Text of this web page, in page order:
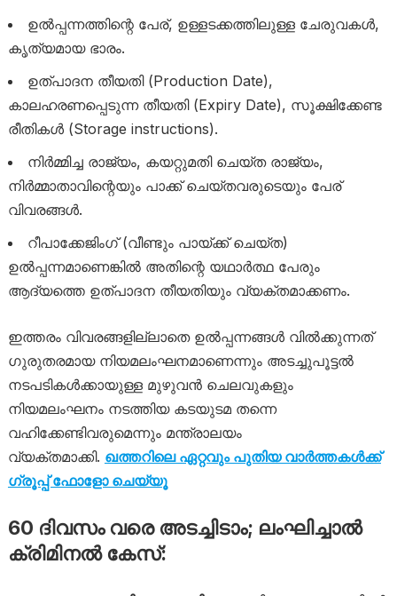
ഉൽപ്പന്നത്തിന്റെ പേര്, ഉള്ളടക്കത്തിലുള്ള ചേരുവകൾ,
കൃത്യമായ ഭാരം.
ഉത്പാദന തീയതി (Production Date),
കാലഹരണപ്പെടുന്ന തീയതി (Expiry Date), സൂക്ഷിക്കേണ്ട
രീതികൾ (Storage instructions).
നിർമ്മിച്ച രാജ്യം, കയറ്റുമതി ചെയ്ത രാജ്യം,
നിർമ്മാതാവിന്റെയും പാക്ക് ചെയ്തവരുടെയും പേര്
വിവരങ്ങൾ.
റീപാക്കേജിംഗ് (വീണ്ടും പായ്ക്ക് ചെയ്ത)
ഉൽപ്പന്നമാണെങ്കിൽ അതിന്റെ യഥാർത്ഥ പേരും
ആദ്യത്തെ ഉത്പാദന തീയതിയും വ്യക്തമാക്കണം.
ഇത്തരം വിവരങ്ങളില്ലാതെ ഉൽപ്പന്നങ്ങൾ വിൽക്കുന്നത്
ഗുരുതരമായ നിയമലംഘനമാണെന്നും അടച്ചുപൂട്ടൽ
നടപടികൾക്കായുള്ള മുഴുവൻ ചെലവുകളും
നിയമലംഘനം നടത്തിയ കടയുടമ തന്നെ
വഹിക്കേണ്ടിവരുമെന്നും മന്ത്രാലയം
വ്യക്തമാക്കി. ഖത്തറിലെ ഏറ്റവും പുതിയ വാർത്തകൾക്ക്
ഗ്രൂപ്പ് ഫോളോ ചെയ്യൂ
60 ദിവസം വരെ അടച്ചിടാം; ലംഘിച്ചാൽ
ക്രിമിനൽ കേസ്: